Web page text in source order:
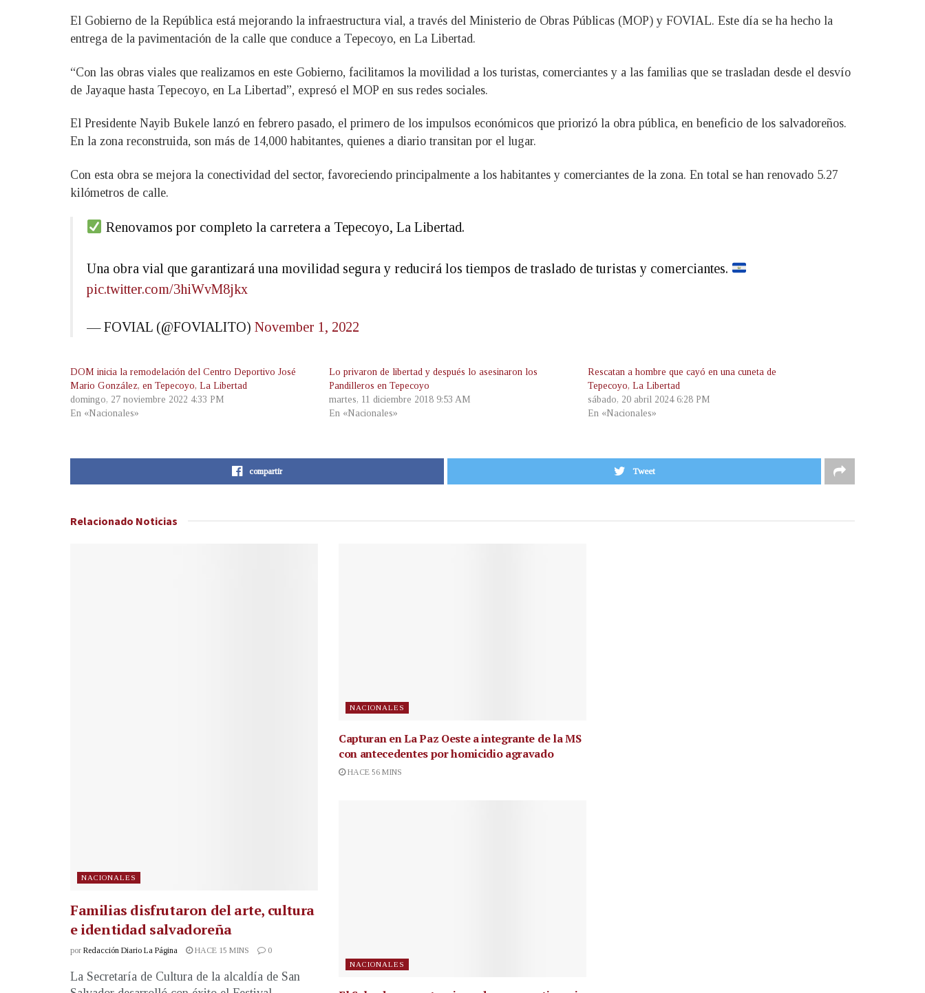
El Gobierno de la República está mejorando la infraestructura vial, a través del Ministerio de Obras Públicas (MOP) y FOVIAL. Este día se ha hecho la
entrega de la pavimentación de la calle que conduce a Tepecoyo, en La Libertad.
“Con las obras viales que realizamos en este Gobierno, facilitamos la movilidad a los turistas, comerciantes y a las familias que se trasladan desde el desvío
de Jayaque hasta Tepecoyo, en La Libertad”, expresó el MOP en sus redes sociales.
El Presidente Nayib Bukele lanzó en febrero pasado, el primero de los impulsos económicos que priorizó la obra pública, en beneficio de los salvadoreños.
En la zona reconstruida, son más de 14,000 habitantes, quienes a diario transitan por el lugar.
Con esta obra se mejora la conectividad del sector, favoreciendo principalmente a los habitantes y comerciantes de la zona. En total se han renovado 5.27
kilómetros de calle.
Renovamos por completo la carretera a Tepecoyo, La Libertad.
Una obra vial que garantizará una movilidad segura y reducirá los tiempos de traslado de turistas y comerciantes.
pic.twitter.com/3hiWvM8jkx
— FOVIAL (@FOVIALITO) November 1, 2022
DOM inicia la remodelación del Centro Deportivo José
Mario González, en Tepecoyo, La Libertad
domingo, 27 noviembre 2022 4:33 PM
En «Nacionales»
Lo privaron de libertad y después lo asesinaron los
Pandilleros en Tepecoyo
martes, 11 diciembre 2018 9:53 AM
En «Nacionales»
Rescatan a hombre que cayó en una cuneta de
Tepecoyo, La Libertad
sábado, 20 abril 2024 6:28 PM
En «Nacionales»
compartir Tweet
Relacionado Noticias
NACIONALES
Familias disfrutaron del arte, cultura
e identidad salvadoreña
por Redacción Diario La Página HACE 15 MINS 0
La Secretaría de Cultura de la alcaldía de San
NACIONALES
Capturan en La Paz Oeste a integrante de la MS
con antecedentes por homicidio agravado
HACE 56 MINS
NACIONALES